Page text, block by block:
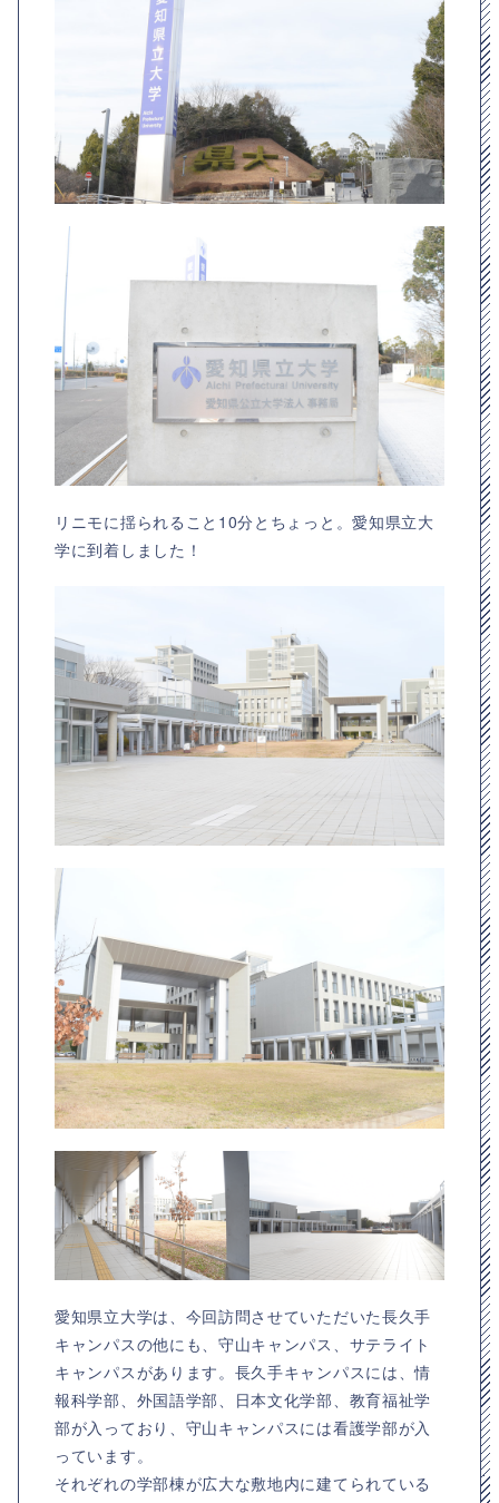
リニモに揺られること10分とちょっと。愛知県立大
学に到着しました！
愛知県立大学は、今回訪問させていただいた長久手
キャンパスの他にも、守山キャンパス、サテライト
キャンパスがあります。長久手キャンパスには、情
報科学部、外国語学部、日本文化学部、教育福祉学
部が入っており、守山キャンパスには看護学部が入
っています。
それぞれの学部棟が広大な敷地内に建てられている